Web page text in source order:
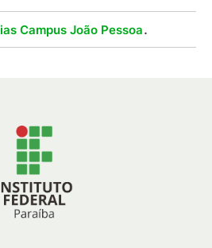
Campus João Pessoa.